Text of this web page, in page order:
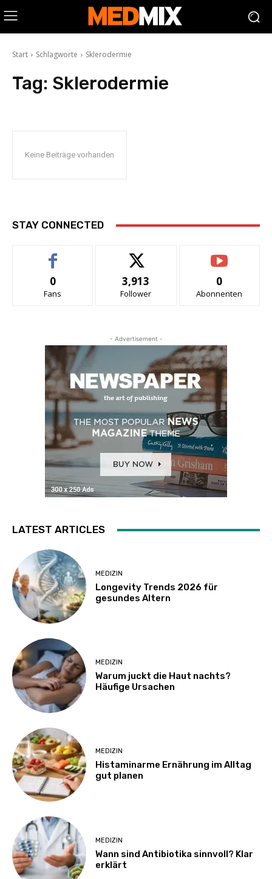
Start Schlagworte Sklerodermie
Tag: Sklerodermie
Keine Beiträge vorhanden
STAY CONNECTED
0
Fans
3,913
Follower
0
Abonnenten
- Advertisement -
LATEST ARTICLES
MEDIZIN
Longevity Trends 2026 für
gesundes Altern
MEDIZIN
Warum juckt die Haut nachts?
Häufige Ursachen
MEDIZIN
Histaminarme Ernährung im Alltag
gut planen
MEDIZIN
Wann sind Antibiotika sinnvoll? Klar
erklärt